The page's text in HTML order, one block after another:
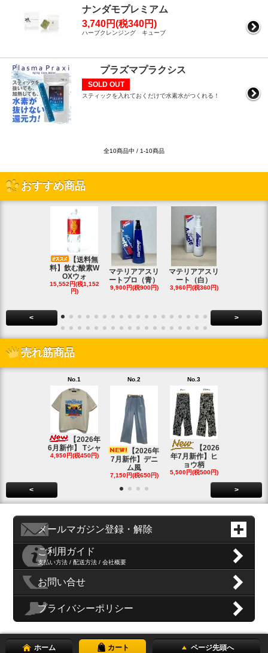
ナンダモプレミアム
3,740円(税340円)
ハーブクレンジング キューブ
プラズマプラクシス
SOLD OUT
スティックを入れておくだけで水素水がつくれる！
全10商品中 / 1-10商品
おすすめ商品
【送料無
料】飲む酸素W
OXウォ
15,552円(税1,152
円)
マテリアアスリ
ートプロ（青）
9,900円(税900円)
マテリアアスリ
ート（白）
3,960円(税360円)
< >
売れ筋商品
No.1
【2026年
6月新作】 Tシャ
4,950円(税450円)
No.2
【2026年
7月新作】デニ
ム風
7,150円(税650円)
No.3
【2026
年7月新作】ヒ
ョウ柄
5,500円(税500円)
< >
メールマガジン登録・解除
ご利用ガイド
支払い方法 / 配送方法 / 会社概要
お問い合せ
プライバシーポリシー
ホーム カート ページ先頭へ